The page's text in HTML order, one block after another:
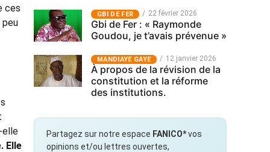
ces
peu
elle
Elle
GBI DE FER 22 février 2026
Gbi de Fer : « Raymonde
Goudou, je t’avais prévenue »
MANDIAYE GAYE 12 janvier 2026
À propos de la révision de la
constitution et la réforme
des institutions.
Partagez sur notre espace FANICO*vos
opinions et/ou lettres ouvertes,